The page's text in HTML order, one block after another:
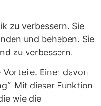
zu verbessern. Sie
und beheben. Sie
zu verbessern.
Vorteile. Einer davon
Mit dieser Funktion
wie die